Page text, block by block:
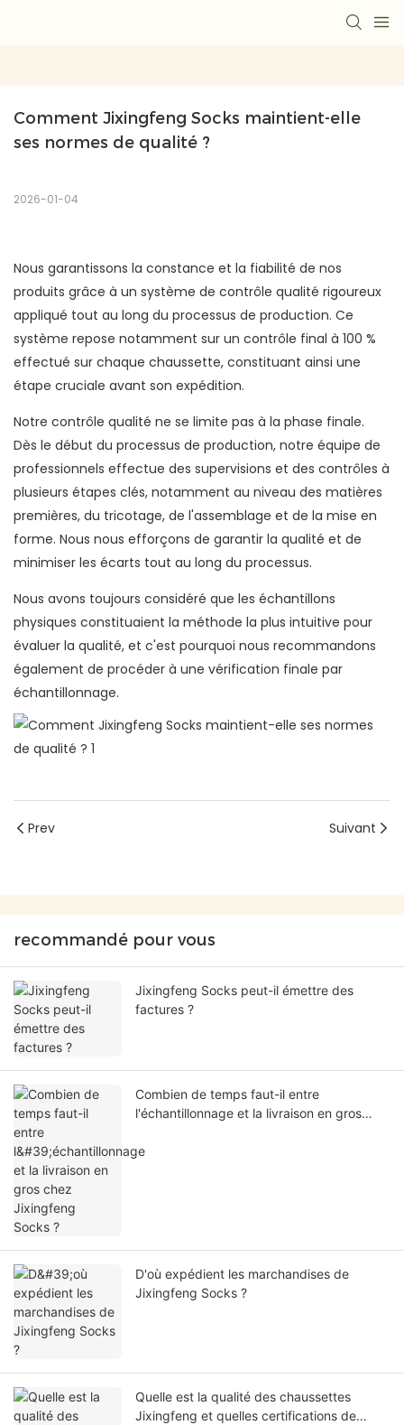
Comment Jixingfeng Socks maintient-elle
ses normes de qualité ?
2026-01-04
Nous garantissons la constance et la fiabilité de nos
produits grâce à un système de contrôle qualité rigoureux
appliqué tout au long du processus de production. Ce
système repose notamment sur un contrôle final à 100 %
effectué sur chaque chaussette, constituant ainsi une
étape cruciale avant son expédition.
Notre contrôle qualité ne se limite pas à la phase finale.
Dès le début du processus de production, notre équipe de
professionnels effectue des supervisions et des contrôles à
plusieurs étapes clés, notamment au niveau des matières
premières, du tricotage, de l'assemblage et de la mise en
forme. Nous nous efforçons de garantir la qualité et de
minimiser les écarts tout au long du processus.
Nous avons toujours considéré que les échantillons
physiques constituaient la méthode la plus intuitive pour
évaluer la qualité, et c'est pourquoi nous recommandons
également de procéder à une vérification finale par
échantillonnage.
Prev Suivant
recommandé pour vous
Jixingfeng Socks peut-il émettre des
factures ?
Combien de temps faut-il entre
l'échantillonnage et la livraison en gros
D'où expédient les marchandises de
Jixingfeng Socks ?
Quelle est la qualité des chaussettes
Jixingfeng et quelles certifications de